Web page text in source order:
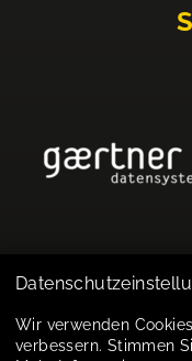
Wir verwenden
verbessern. Stimmen